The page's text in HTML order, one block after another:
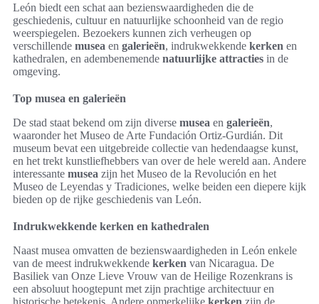
León biedt een schat aan bezienswaardigheden die de
geschiedenis, cultuur en natuurlijke schoonheid van de regio
weerspiegelen. Bezoekers kunnen zich verheugen op
verschillende musea en galerieën, indrukwekkende kerken en
kathedralen, en adembenemende natuurlijke attracties in de
omgeving.
Top musea en galerieën
De stad staat bekend om zijn diverse musea en galerieën,
waaronder het Museo de Arte Fundación Ortiz-Gurdián. Dit
museum bevat een uitgebreide collectie van hedendaagse kunst,
en het trekt kunstliefhebbers van over de hele wereld aan. Andere
interessante musea zijn het Museo de la Revolución en het
Museo de Leyendas y Tradiciones, welke beiden een diepere kijk
bieden op de rijke geschiedenis van León.
Indrukwekkende kerken en kathedralen
Naast musea omvatten de bezienswaardigheden in León enkele
van de meest indrukwekkende kerken van Nicaragua. De
Basiliek van Onze Lieve Vrouw van de Heilige Rozenkrans is
een absoluut hoogtepunt met zijn prachtige architectuur en